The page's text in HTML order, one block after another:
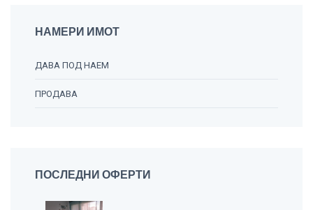
НАМЕРИ ИМОТ
ДАВА ПОД НАЕМ
ПРОДАВА
ПОСЛЕДНИ ОФЕРТИ